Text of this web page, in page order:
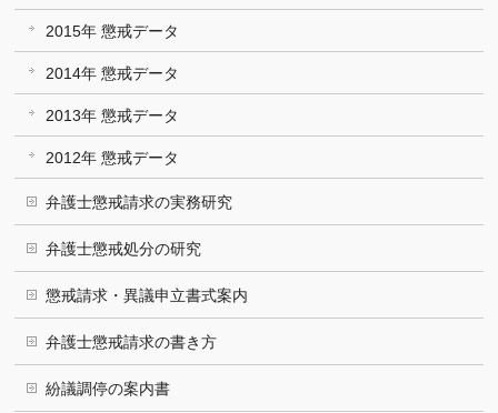
2015年 懲戒データ
2014年 懲戒データ
2013年 懲戒データ
2012年 懲戒データ
弁護士懲戒請求の実務研究
弁護士懲戒処分の研究
懲戒請求・異議申立書式案内
弁護士懲戒請求の書き方
紛議調停の案内書